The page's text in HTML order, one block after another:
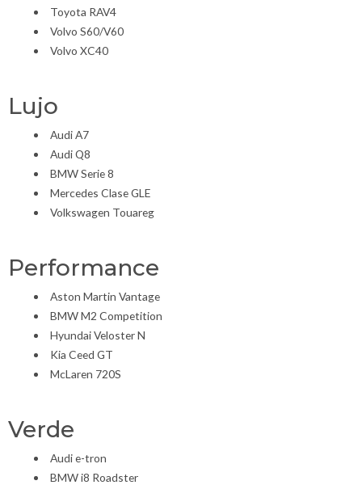
Toyota RAV4
Volvo S60/V60
Volvo XC40
Lujo
Audi A7
Audi Q8
BMW Serie 8
Mercedes Clase GLE
Volkswagen Touareg
Performance
Aston Martin Vantage
BMW M2 Competition
Hyundai Veloster N
Kia Ceed GT
McLaren 720S
Verde
Audi e-tron
BMW i8 Roadster